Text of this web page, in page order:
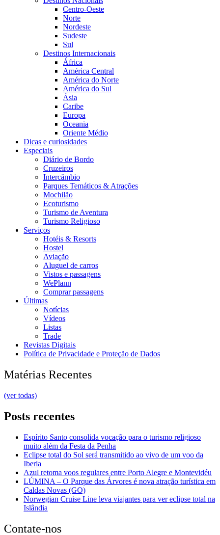
Centro-Oeste
Norte
Nordeste
Sudeste
Sul
Destinos Internacionais
África
América Central
América do Norte
América do Sul
Ásia
Caribe
Europa
Oceania
Oriente Médio
Dicas e curiosidades
Especiais
Diário de Bordo
Cruzeiros
Intercâmbio
Parques Temáticos & Atrações
Mochilão
Ecoturismo
Turismo de Aventura
Turismo Religioso
Serviços
Hotéis & Resorts
Hostel
Aviação
Aluguel de carros
Vistos e passagens
WePlann
Comprar passagens
Últimas
Notícias
Vídeos
Listas
Trade
Revistas Digitais
Política de Privacidade e Proteção de Dados
Matérias Recentes
(ver todas)
Posts recentes
Espírito Santo consolida vocação para o turismo religioso
muito além da Festa da Penha
Eclipse total do Sol será transmitido ao vivo de um voo da
Iberia
Azul retoma voos regulares entre Porto Alegre e Montevidéu
LÚMINA – O Parque das Árvores é nova atração turística em
Caldas Novas (GO)
Norwegian Cruise Line leva viajantes para ver eclipse total na
Islândia
Contate-nos